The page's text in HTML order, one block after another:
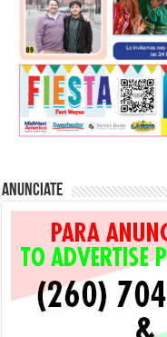
Anunciate